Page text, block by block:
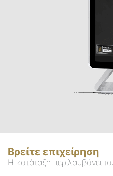
Βρείτε επιχείρηση
Η κατάταξη περιλαμβάνει